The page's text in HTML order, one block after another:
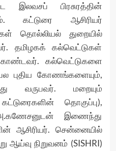
இலவசப் பிரசுரத்தின்
கட்டுரை ஆசிரியர்
தொல்லியல் துறையில்
தமிழகக் கல்வெட்டுகள்
கல்வெட்டுகளை
புதிய கோணங்களையும்,
வருபவர். மறையும்
தொகுப்பு),
இணைந்து
ஆசிரியர். சென்னையில்
ஆய்வு நிறுவனம் (SISHRI)